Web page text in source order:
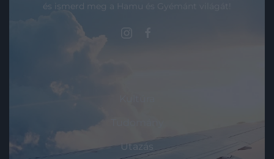
és ismerd meg a Hamu és Gyémánt világát!
Utazás